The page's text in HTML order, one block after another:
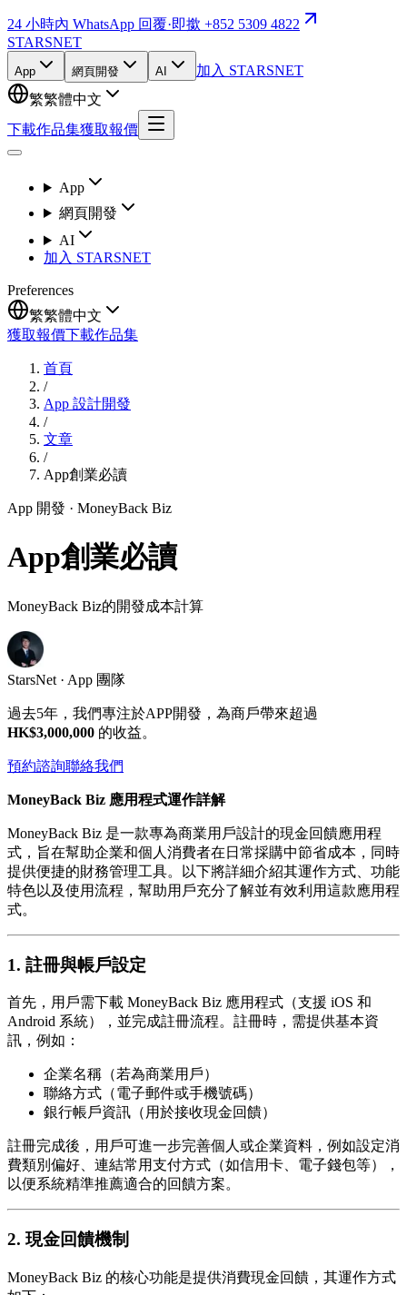
24 小時內 WhatsApp 回覆·即撳 +852 5309 4822
STARSNET
App 網頁開發 AI
加入 STARSNET
繁繁體中文
下載作品集獲取報價
App
網頁開發
AI
加入 STARSNET
Preferences
繁繁體中文
獲取報價下載作品集
首頁
/
App 設計開發
/
文章
/
App創業必讀
App 開發 · MoneyBack Biz
App創業必讀
MoneyBack Biz的開發成本計算
StarsNet · App 團隊
過去5年，我們專注於APP開發，為商戶帶來超過
HK$3,000,000 的收益。
預約諮詢聯絡我們
MoneyBack Biz 應用程式運作詳解
MoneyBack Biz 是一款專為商業用戶設計的現金回饋應用程
式，旨在幫助企業和個人消費者在日常採購中節省成本，同時
提供便捷的財務管理工具。以下將詳細介紹其運作方式、功能
特色以及使用流程，幫助用戶充分了解並有效利用這款應用程
式。
1. 註冊與帳戶設定
首先，用戶需下載 MoneyBack Biz 應用程式（支援 iOS 和
Android 系統），並完成註冊流程。註冊時，需提供基本資
訊，例如：
企業名稱（若為商業用戶）
聯絡方式（電子郵件或手機號碼）
銀行帳戶資訊（用於接收現金回饋）
註冊完成後，用戶可進一步完善個人或企業資料，例如設定消
費類別偏好、連結常用支付方式（如信用卡、電子錢包等），
以便系統精準推薦適合的回饋方案。
2. 現金回饋機制
MoneyBack Biz 的核心功能是提供消費現金回饋，其運作方式